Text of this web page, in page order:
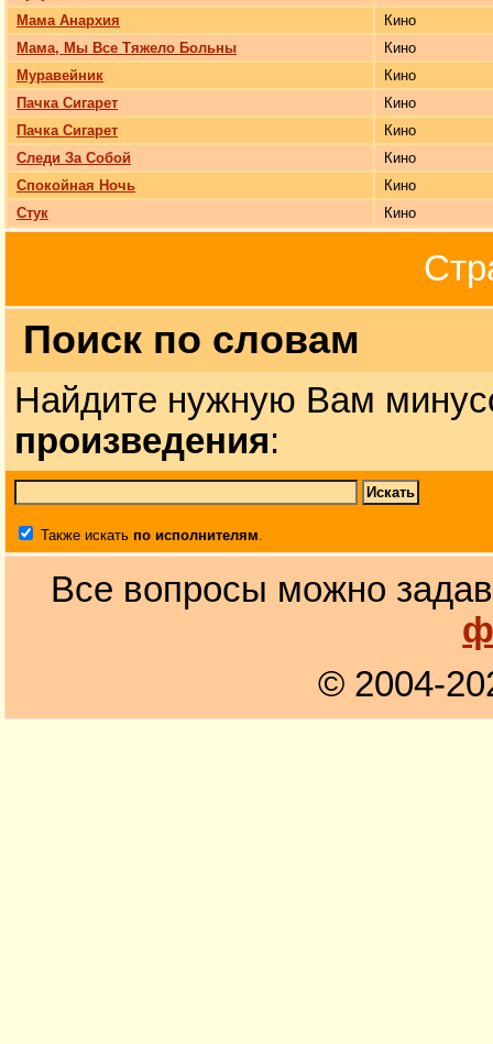
Мама Анархия
Кино
Мама, Мы Все Тяжело Больны
Кино
Муравейник
Кино
Пачка Сигарет
Кино
Пачка Сигарет
Кино
Следи За Собой
Кино
Спокойная Ночь
Кино
Стук
Кино
Поиск по словам
Найдите нужную Вам
произведения:
Также искать по исполнителям.
Все вопросы можно
© 2004-